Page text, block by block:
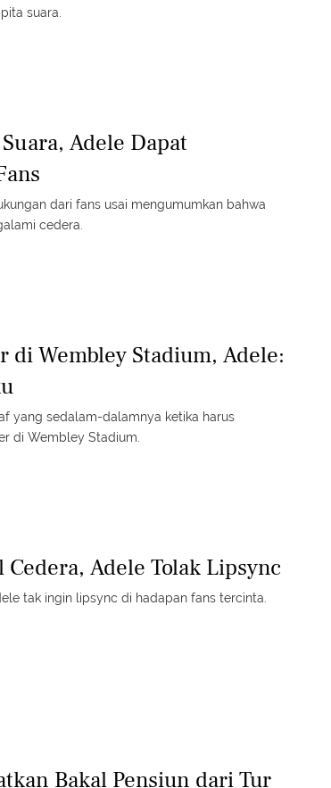
suara.
Adele Dapat
dari fans usai mengumumkan bahwa
cedera.
di Wembley Stadium, Adele:
yang sedalam-dalamnya ketika harus
di Wembley Stadium.
Cedera, Adele Tolak Lipsync
tak ingin lipsync di hadapan fans tercinta.
Bakal Pensiun dari Tur